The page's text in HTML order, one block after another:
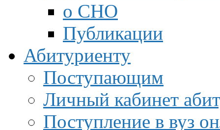
о СНО
Публикации
Абитуриенту
Поступающим
Личный кабинет
Поступление в вуз